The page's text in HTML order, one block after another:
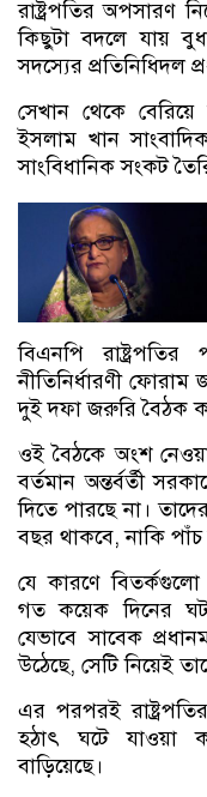
রাষ্ট্রপতির অপসারণ
কিছুটা বদলে যায়
সদস্যের প্রতিনিধিদল
সেখান থেকে
ইসলাম খান
সাংবিধানিক সংকট
বিএনপি রাষ্ট্রপতির
নীতিনির্ধারণী ফোরাম
দুই দফা জরুরি বৈঠক
ওই বৈঠকে অংশ
বর্তমান অন্তর্বর্তী
দিতে পারছে না।
বছর থাকবে, নাকি
যে কারণে বিতর্কগুলো
গত কয়েক দিনের
যেভাবে সাবেক
উঠেছে, সেটি নিয়েই
এর পরপরই
হঠাৎ ঘটে যাওয়া
বাড়িয়েছে।